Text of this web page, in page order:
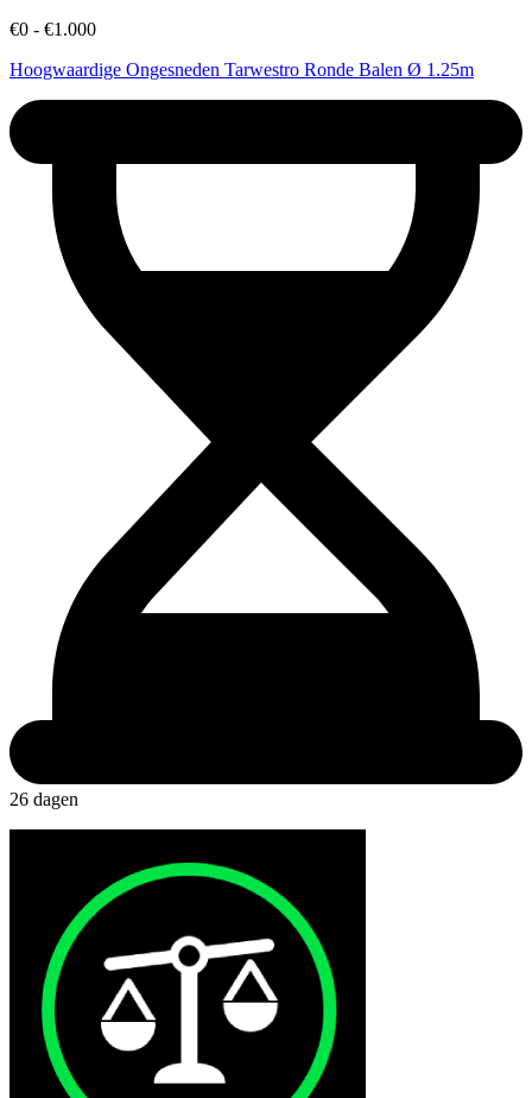
€0 - €1.000
Hoogwaardige Ongesneden Tarwestro Ronde Balen Ø 1.25m
26 dagen